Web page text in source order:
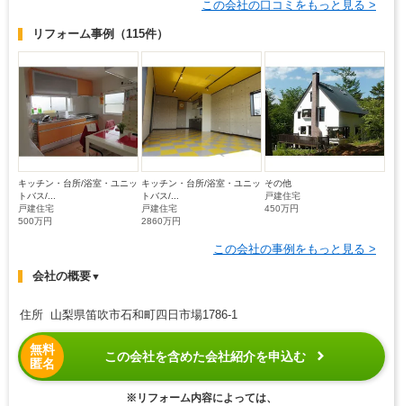
この会社の口コミをもっと見る >
リフォーム事例 （115件）
キッチン・台所/浴室・ユニッ
トバス/...
戸建住宅
500万円
キッチン・台所/浴室・ユニッ
トバス/...
戸建住宅
2860万円
その他
戸建住宅
450万円
この会社の事例をもっと見る >
会社の概要▼
住所 山梨県笛吹市石和町四日市場1786-1
無料
匿名
この会社を含めた会社紹介を申込む
※リフォーム内容によっては、